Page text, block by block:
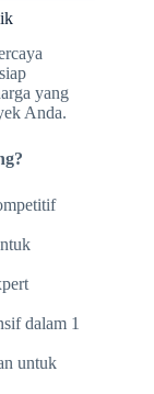
yang
Anda.
dalam 1
untuk